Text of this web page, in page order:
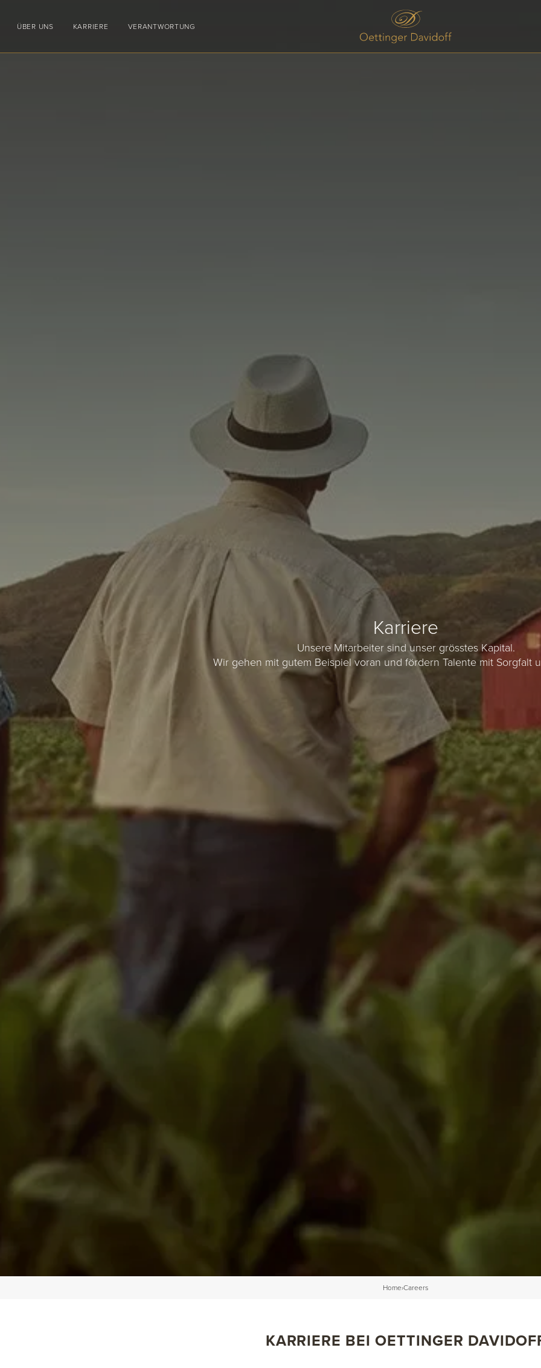
ÜBER UNS KARRIERE VERANTWORTUNG
Karriere
Unsere Mitarbeiter sind unser grösstes Kapital.
Wir gehen mit gutem Beispiel voran und fördern Talente mit Sorgfalt
Home›Careers
KARRIERE BEI OETTINGER